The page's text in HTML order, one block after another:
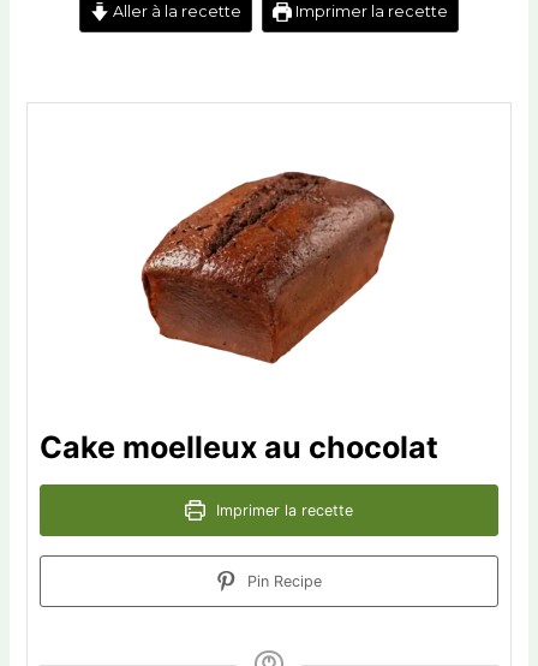
Aller à la recette Imprimer la recette
Cake moelleux au chocolat
Imprimer la recette
Pin Recipe